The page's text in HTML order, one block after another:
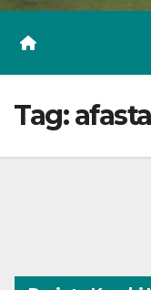
Tag:afasta